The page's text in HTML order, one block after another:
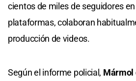
cientos de miles de seguidores
plataformas, colaboran
producción de videos.
Según el informe policial, Mármol